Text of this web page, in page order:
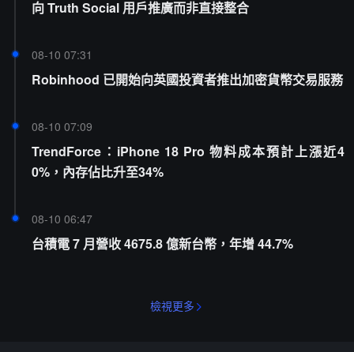
向 Truth Social 用戶推廣而非直接整合
08-10 07:31
Robinhood 已開始向英國投資者推出加密貨幣交易服務
08-10 07:09
TrendForce：iPhone 18 Pro 物料成本預計上漲近4
0%，內存佔比升至34%
08-10 06:47
台積電 7 月營收 4675.8 億新台幣，年增 44.7%
檢視更多